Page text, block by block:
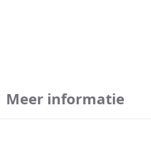
Meer informatie